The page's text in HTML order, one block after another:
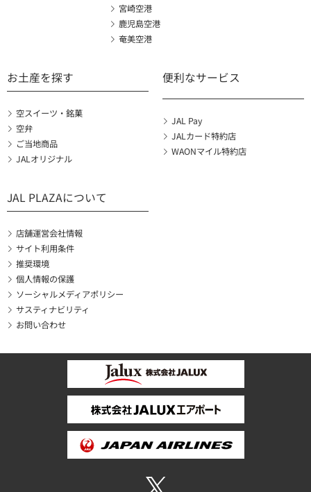
宮崎空港
鹿児島空港
奄美空港
お土産を探す
空スイーツ・銘菓
空弁
ご当地商品
JALオリジナル
便利なサービス
JAL Pay
JALカード特約店
WAONマイル特約店
JAL PLAZAについて
店舗運営会社情報
サイト利用条件
推奨環境
個人情報の保護
ソーシャルメディアポリシー
サスティナビリティ
お問い合わせ